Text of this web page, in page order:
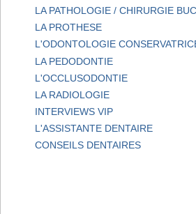
LA PATHOLOGIE / CHIRURGIE
LA PROTHESE
L'ODONTOLOGIE
LA PEDODONTIE
L'OCCLUSODONTIE
LA RADIOLOGIE
INTERVIEWS VIP
L'ASSISTANTE DENTAIRE
CONSEILS DENTAIRES